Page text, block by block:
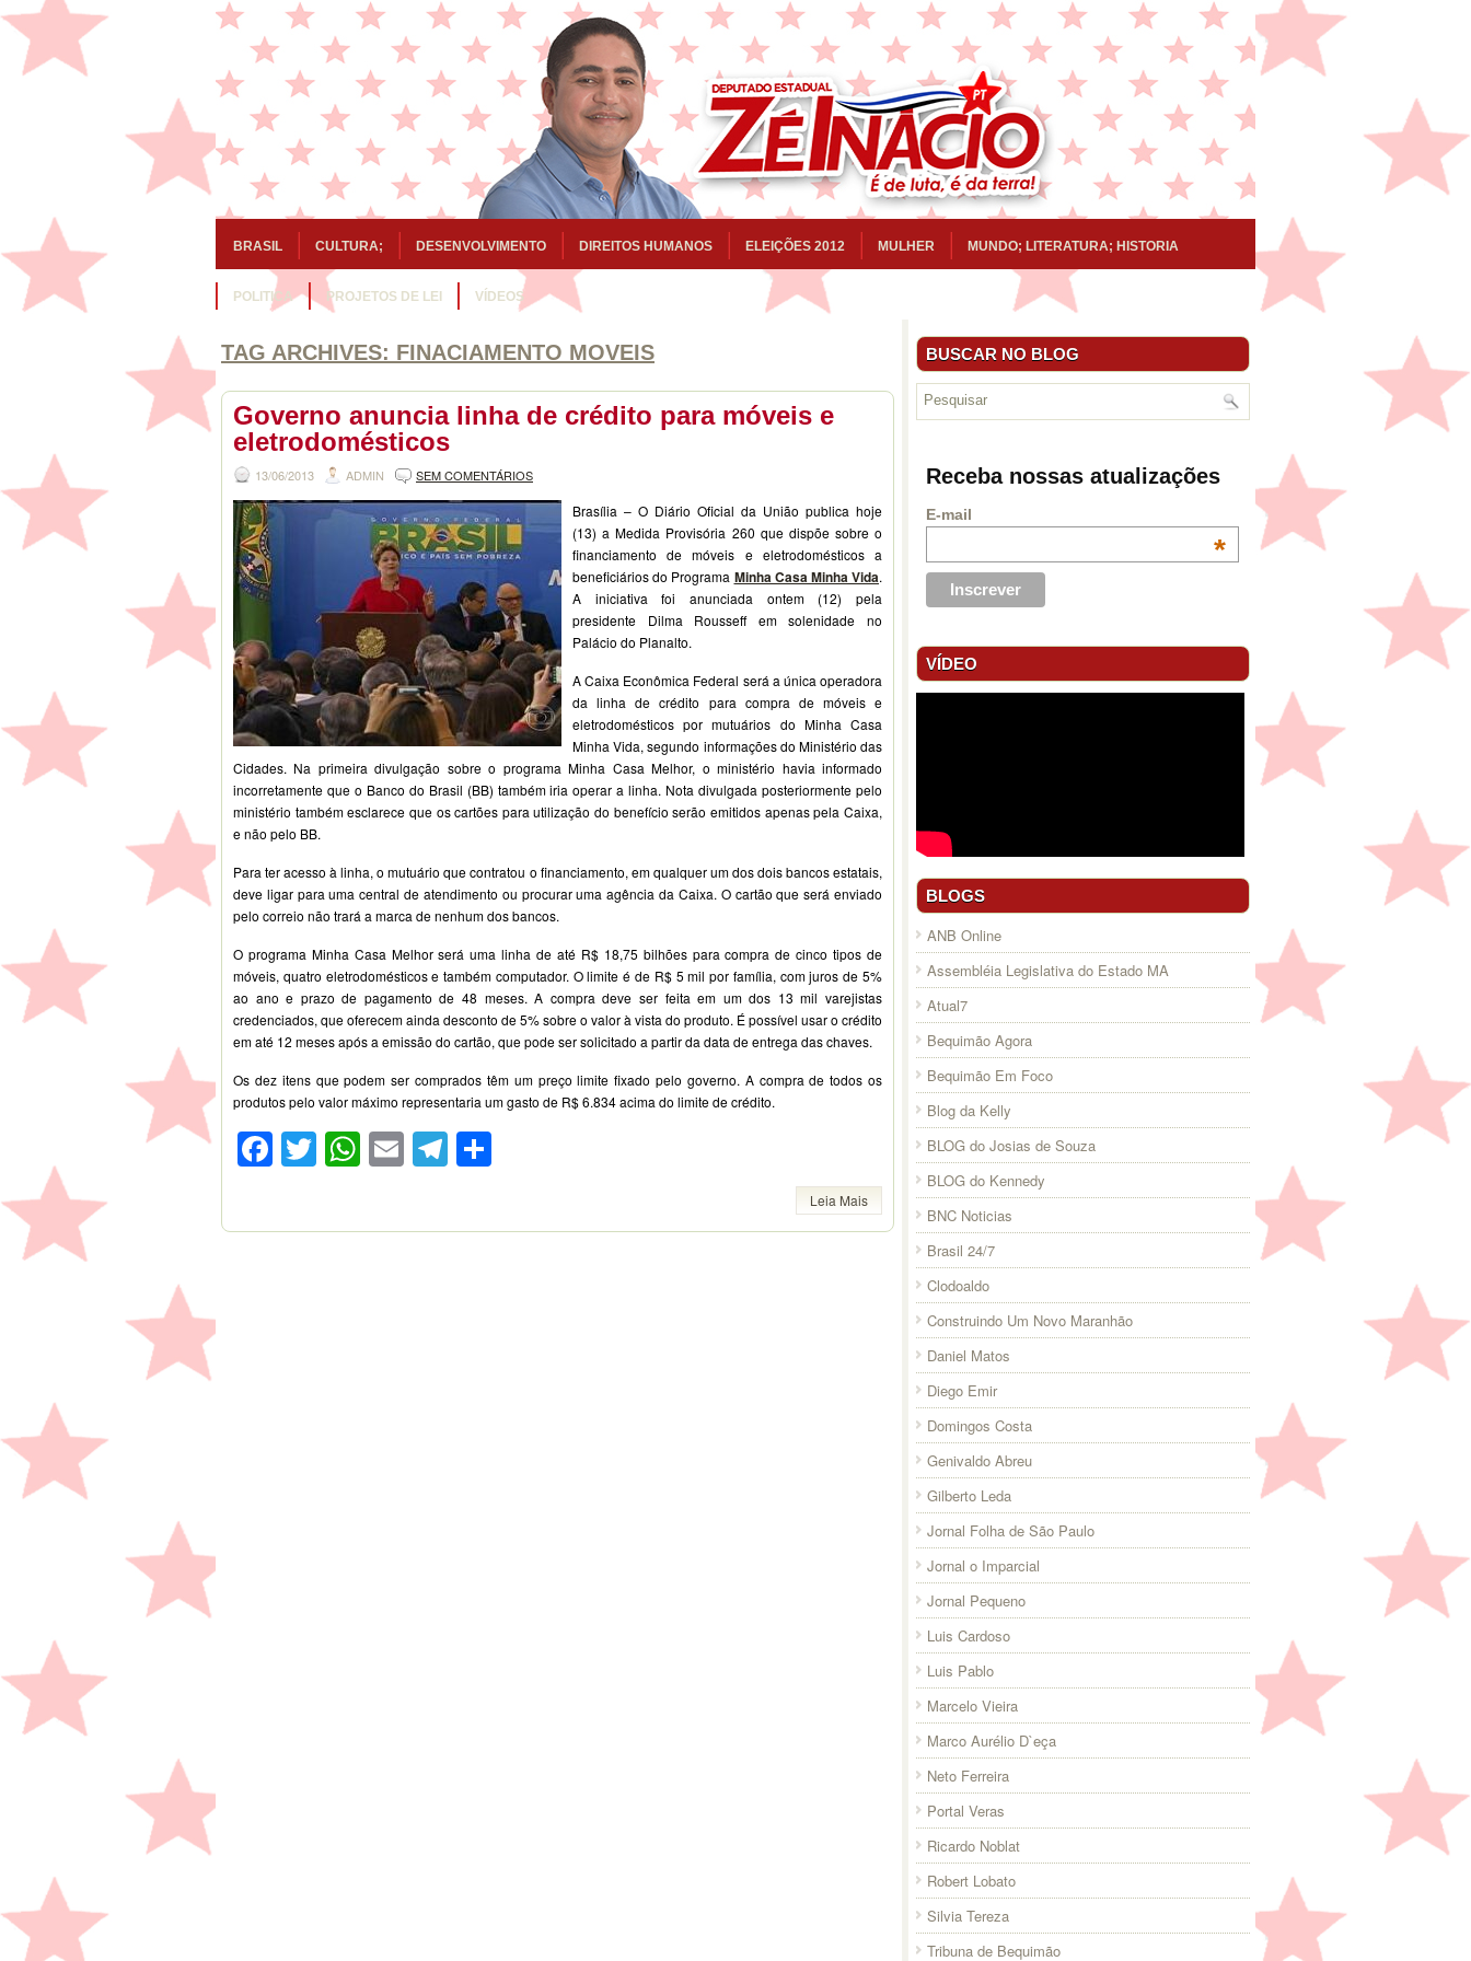
BRASIL CULTURA; DESENVOLVIMENTO DIREITOS HUMANOS ELEIÇÕES 2012 MULHER MUNDO; LITERATURA; HISTORIA
POLITICA PROJETOS DE LEI VÍDEOS
TAG ARCHIVES: FINACIAMENTO MOVEIS
Governo anuncia linha de crédito para móveis e
eletrodomésticos
13/06/2013 ADMIN SEM COMENTÁRIOS
Brasília – O Diário Oficial da União publica hoje
(13) a Medida Provisória 260 que dispõe sobre o
financiamento de móveis e eletrodomésticos a
beneficiários do Programa Minha Casa Minha Vida.
A iniciativa foi anunciada ontem (12) pela
presidente Dilma Rousseff em solenidade no
Palácio do Planalto.
A Caixa Econômica Federal será a única operadora
da linha de crédito para compra de móveis e
eletrodomésticos por mutuários do Minha Casa
Minha Vida, segundo informações do Ministério das
Cidades. Na primeira divulgação sobre o programa Minha Casa Melhor, o ministério havia informado
incorretamente que o Banco do Brasil (BB) também iria operar a linha. Nota divulgada posteriormente pelo
ministério também esclarece que os cartões para utilização do benefício serão emitidos apenas pela Caixa,
e não pelo BB.
Para ter acesso à linha, o mutuário que contratou o financiamento, em qualquer um dos dois bancos estatais,
deve ligar para uma central de atendimento ou procurar uma agência da Caixa. O cartão que será enviado
pelo correio não trará a marca de nenhum dos bancos.
O programa Minha Casa Melhor será uma linha de até R$ 18,75 bilhões para compra de cinco tipos de
móveis, quatro eletrodomésticos e também computador. O limite é de R$ 5 mil por família, com juros de 5%
ao ano e prazo de pagamento de 48 meses. A compra deve ser feita em um dos 13 mil varejistas
credenciados, que oferecem ainda desconto de 5% sobre o valor à vista do produto. É possível usar o crédito
em até 12 meses após a emissão do cartão, que pode ser solicitado a partir da data de entrega das chaves.
Os dez itens que podem ser comprados têm um preço limite fixado pelo governo. A compra de todos os
produtos pelo valor máximo representaria um gasto de R$ 6.834 acima do limite de crédito.
Facebook
Twitter
WhatsApp
EmailTelegram
Leia Mais
BUSCAR NO BLOG
Receba nossas atualizações
E-mail
*
VÍDEO
BLOGS
ANB Online
Assembléia Legislativa do Estado MA
Atual7
Bequimão Agora
Bequimão Em Foco
Blog da Kelly
BLOG do Josias de Souza
BLOG do Kennedy
BNC Noticias
Brasil 24/7
Clodoaldo
Construindo Um Novo Maranhão
Daniel Matos
Diego Emir
Domingos Costa
Genivaldo Abreu
Gilberto Leda
Jornal Folha de São Paulo
Jornal o Imparcial
Jornal Pequeno
Luis Cardoso
Luis Pablo
Marcelo Vieira
Marco Aurélio D`eça
Neto Ferreira
Portal Veras
Ricardo Noblat
Robert Lobato
Silvia Tereza
Tribuna de Bequimão